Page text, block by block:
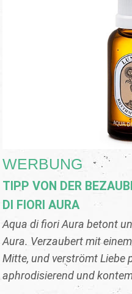
WERBUNG
TIPP VON DER
DI FIORI AURA
Aqua di fiori Aura betont
Aura. Verzaubert mit
Mitte, und verströmt Liebe
aphrodisierend und